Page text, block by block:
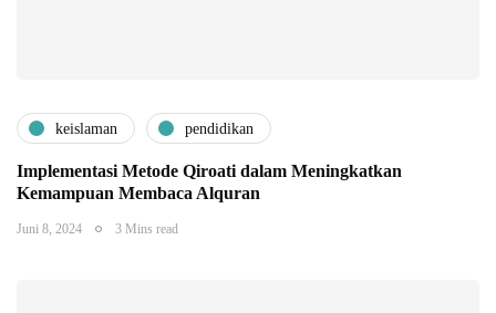
keislaman pendidikan
Implementasi Metode Qiroati dalam Meningkatkan
Kemampuan Membaca Alquran
Juni 8, 2024 3 Mins read